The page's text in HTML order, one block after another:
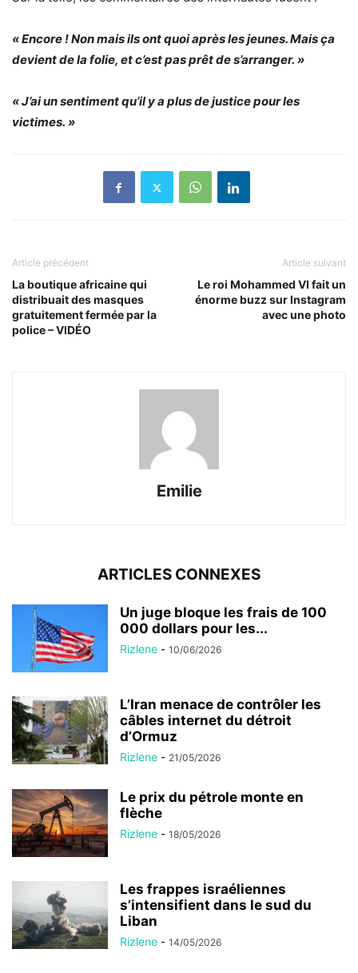
« Encore ! Non mais ils ont quoi après les jeunes. Mais ça
devient de la folie, et c’est pas prêt de s’arranger. »
« J’ai un sentiment qu’il y a plus de justice pour les
victimes. »
Article précédent
La boutique africaine qui
distribuait des masques
gratuitement fermée par la
police – VIDÉO
Article suivant
Le roi Mohammed VI fait un
énorme buzz sur Instagram
avec une photo
Emilie
ARTICLES CONNEXES
Un juge bloque les frais de 100
000 dollars pour les...
Rizlene - 10/06/2026
L’Iran menace de contrôler les
câbles internet du détroit
d’Ormuz
Rizlene - 21/05/2026
Le prix du pétrole monte en
flèche
Rizlene - 18/05/2026
Les frappes israéliennes
s’intensifient dans le sud du
Liban
Rizlene - 14/05/2026